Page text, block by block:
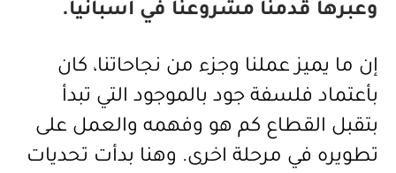
وعبرها قدمنا مشروعنا في اسبانيا.
إن ما يميز عملنا وجزء من نجاحاتنا، كان
بأعتماد فلسفة جود بالموجود التي تبدأ
بتقبل القطاع كم هو وفهمه والعمل على
تطويره في مرحلة اخرى. وهنا بدأت تحديات